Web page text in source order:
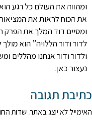
ומהווה את העולם כל רגע
את הכוח לראות את
ומסיים דוד המלך את הפרק
לדור ודור הללויה” הוא
ולדור ודור אנחנו מהללים
נעצור כאן.
כתיבת תגובה
האימייל לא יוצג באתר. שדות